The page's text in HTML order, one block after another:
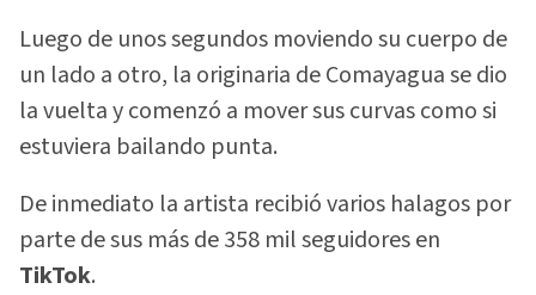
Luego de unos segundos moviendo su cuerpo de
un lado a otro, la originaria de Comayagua se dio
la vuelta y comenzó a mover sus curvas como si
estuviera bailando punta.
De inmediato la artista recibió varios halagos por
parte de sus más de 358 mil seguidores en
TikTok.